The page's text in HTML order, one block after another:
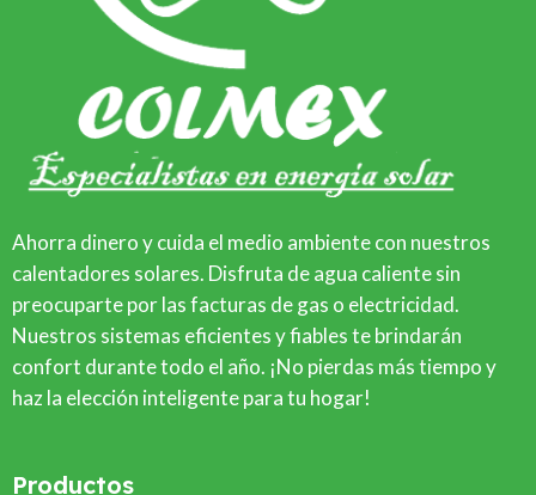
Ahorra dinero y cuida el medio ambiente con nuestros
calentadores solares. Disfruta de agua caliente sin
preocuparte por las facturas de gas o electricidad.
Nuestros sistemas eficientes y fiables te brindarán
confort durante todo el año. ¡No pierdas más tiempo y
haz la elección inteligente para tu hogar!
Productos